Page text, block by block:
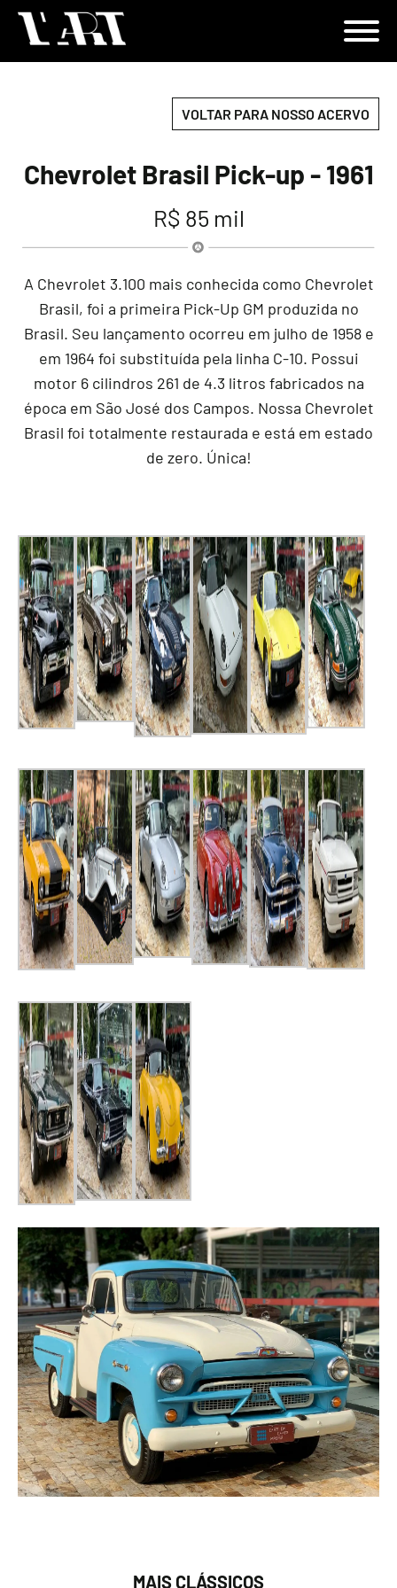
VOLTAR PARA NOSSO ACERVO
Chevrolet Brasil Pick-up - 1961
R$ 85 mil
A Chevrolet 3.100 mais conhecida como Chevrolet
Brasil, foi a primeira Pick-Up GM produzida no
Brasil. Seu lançamento ocorreu em julho de 1958 e
em 1964 foi substituída pela linha C-10. Possui
motor 6 cilindros 261 de 4.3 litros fabricados na
época em São José dos Campos. Nossa Chevrolet
Brasil foi totalmente restaurada e está em estado
de zero. Única!
MAIS CLÁSSICOS